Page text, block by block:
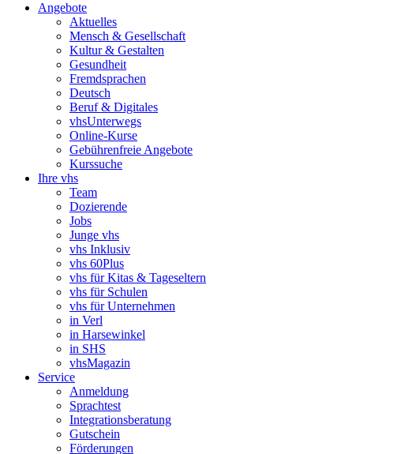
Angebote
Aktuelles
Mensch & Gesellschaft
Kultur & Gestalten
Gesundheit
Fremdsprachen
Deutsch
Beruf & Digitales
vhsUnterwegs
Online-Kurse
Gebührenfreie Angebote
Kurssuche
Ihre vhs
Team
Dozierende
Jobs
Junge vhs
vhs Inklusiv
vhs 60Plus
vhs für Kitas & Tageseltern
vhs für Schulen
vhs für Unternehmen
in Verl
in Harsewinkel
in SHS
vhsMagazin
Service
Anmeldung
Sprachtest
Integrationsberatung
Gutschein
Förderungen